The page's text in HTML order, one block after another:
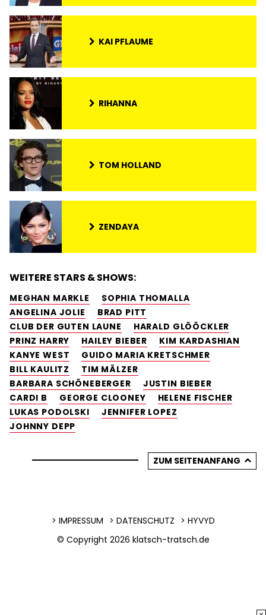
KAI PFLAUME
RIHANNA
TOM HOLLAND
ZENDAYA
WEITERE STARS & SHOWS:
MEGHAN MARKLE
SOPHIA THOMALLA
ANGELINA JOLIE
BRAD PITT
CLUB DER GUTEN LAUNE
HARALD GLÖÖCKLER
PRINZ HARRY
HAILEY BIEBER
KIM KARDASHIAN
KANYE WEST
GUIDO MARIA KRETSCHMER
BILL KAULITZ
TIM MÄLZER
BARBARA SCHÖNEBERGER
JUSTIN BIEBER
CARDI B
GEORGE CLOONEY
HELENE FISCHER
LUKAS PODOLSKI
JENNIFER LOPEZ
JOHNNY DEPP
ZUM SEITENANFANG
IMPRESSUM DATENSCHUTZ
HYVYD
© Copyright 2026 klatsch-tratsch.de